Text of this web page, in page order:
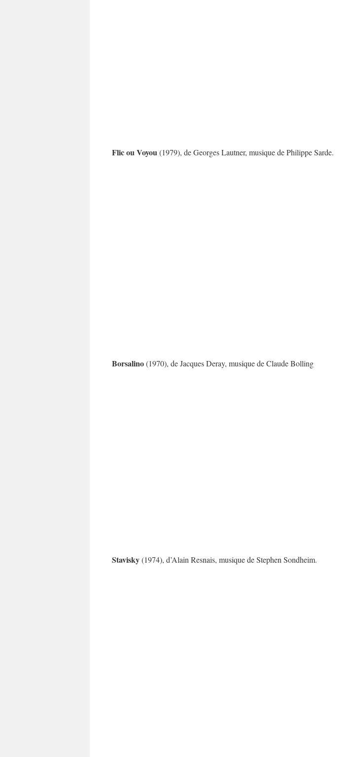
Flic ou Voyou(1979), de Georges Lautner, musique de Philippe Sarde.
Borsalino(1970), de Jacques Deray, musique de Claude Bolling
Stavisky(1974), d’Alain Resnais, musique de Stephen Sondheim.